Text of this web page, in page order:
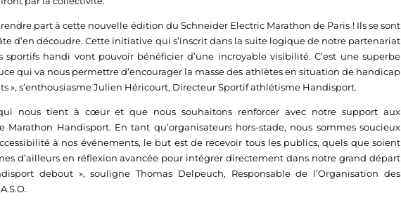
part à cette nouvelle édition du Schneider Electric Marathon de Paris ! Ils se sont
d’en découdre. Cette initiative qui s’inscrit dans la suite logique de notre partenariat
sportifs handi vont pouvoir bénéficier d’une incroyable visibilité. C’est une superbe
qui va nous permettre d’encourager la masse des athlètes en situation de handicap
», s’enthousiasme Julien Héricourt, Directeur Sportif athlétisme Handisport.
nous tient à cœur et que nous souhaitons renforcer avec notre support aux
Marathon Handisport. En tant qu’organisateurs hors-stade, nous sommes soucieux
à nos événements, le but est de recevoir tous les publics, quels que soient
d’ailleurs en réflexion avancée pour intégrer directement dans notre grand départ
debout », souligne Thomas Delpeuch, Responsable de l’Organisation des